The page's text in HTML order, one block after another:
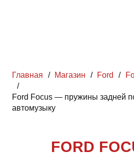
Главная / Магазин / Ford /
/
Ford Focus — пружины задней
автомузыку
FORD